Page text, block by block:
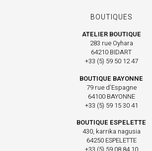
BOUTIQUES
ATELIER BOUTIQUE
283 rue Oyhara
64210 BIDART
+33 (5) 59 50 12 47
BOUTIQUE BAYONNE
79 rue d’Espagne
64100 BAYONNE
+33 (5) 59 15 30 41
BOUTIQUE ESPELETTE
430, karrika nagusia
64250 ESPELETTE